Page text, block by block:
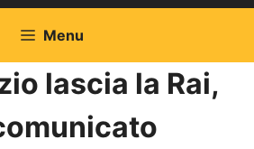
Menu
lascia la Rai,